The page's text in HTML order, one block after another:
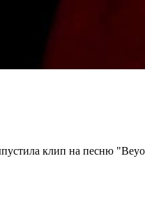
клип на песню